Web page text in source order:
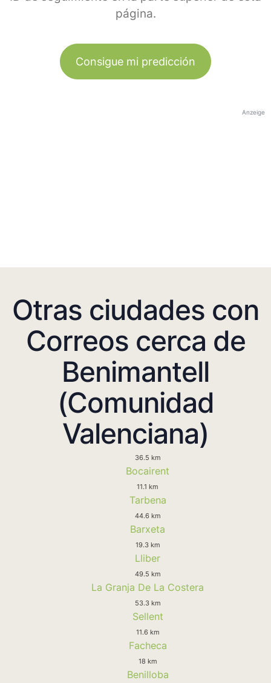
página.
Consigue mi predicción
Anzeige
Otras ciudades con
Correos cerca de
Benimantell
(Comunidad
Valenciana)
36.5 km
Bocairent
11.1 km
Tarbena
44.6 km
Barxeta
19.3 km
Lliber
49.5 km
La Granja De La Costera
53.3 km
Sellent
11.6 km
Facheca
18 km
Benilloba